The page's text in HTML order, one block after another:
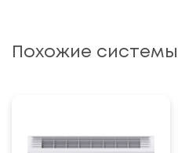
Похожие системы